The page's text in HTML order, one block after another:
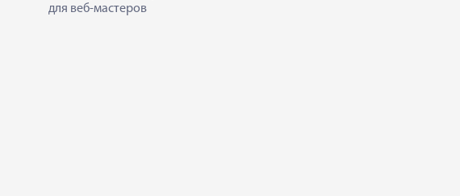
для веб-мастеров